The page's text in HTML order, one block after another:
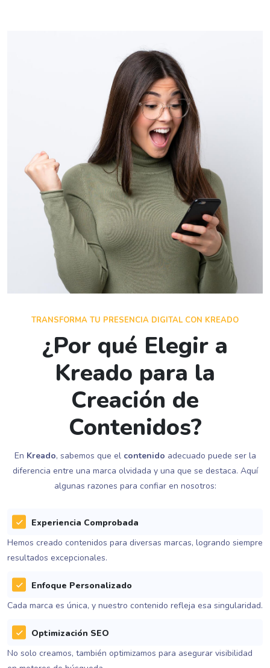
TRANSFORMA TU PRESENCIA DIGITAL CON KREADO
¿Por qué Elegir a
Kreado para la
Creación de
Contenidos?
En Kreado, sabemos que el contenido adecuado puede ser la
diferencia entre una marca olvidada y una que se destaca. Aquí
algunas razones para confiar en nosotros:
Experiencia Comprobada
Hemos creado contenidos para diversas marcas, logrando siempre
resultados excepcionales.
Enfoque Personalizado
Cada marca es única, y nuestro contenido refleja esa singularidad.
Optimización SEO
No solo creamos, también optimizamos para asegurar visibilidad